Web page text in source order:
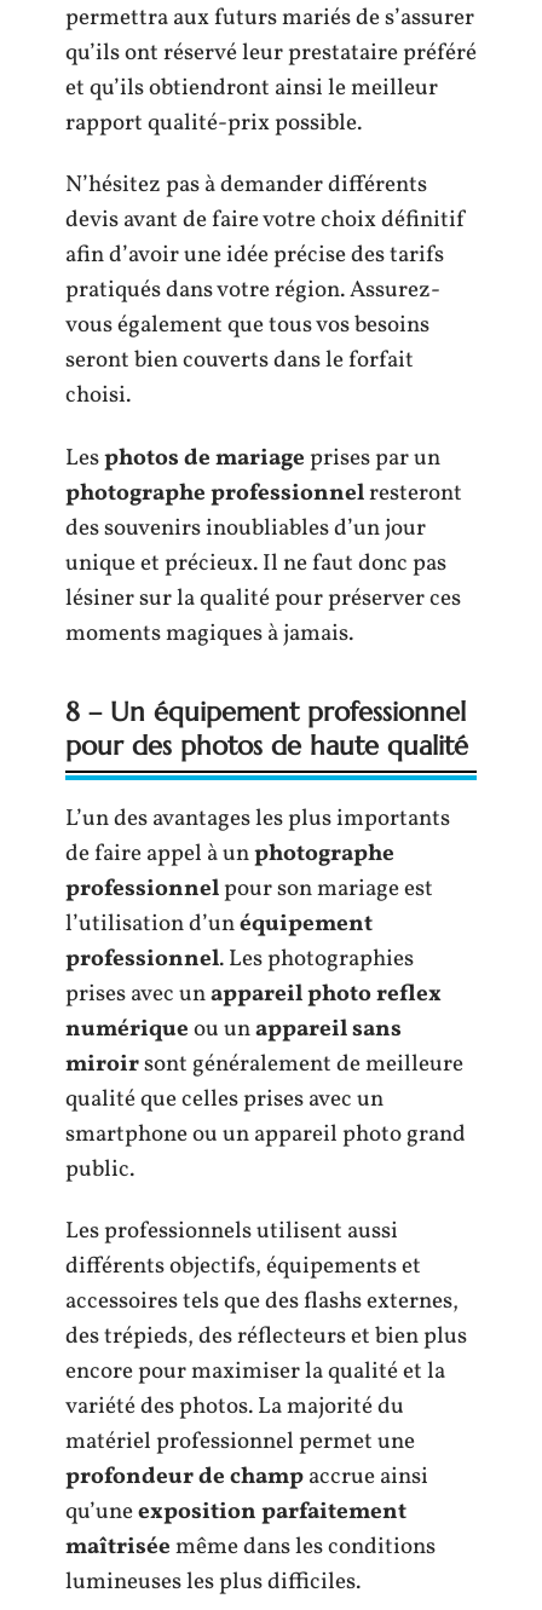
permettra aux futurs mariés de s’assurer
qu’ils ont réservé leur prestataire préféré
et qu’ils obtiendront ainsi le meilleur
rapport qualité-prix possible.
N’hésitez pas à demander différents
devis avant de faire votre choix définitif
afin d’avoir une idée précise des tarifs
pratiqués dans votre région. Assurez-
vous également que tous vos besoins
seront bien couverts dans le forfait
choisi.
Lesphotos de mariageprises par un
photographe professionnelresteront
des souvenirs inoubliables d’un jour
unique et précieux. Il ne faut donc pas
lésiner sur la qualité pour préserver ces
moments magiques à jamais.
8 – Un équipement professionnel
pour des photos de haute qualité
L’un des avantages les plus importants
de faire appel à unphotographe
professionnelpour son mariage est
l’utilisation d’unéquipement
professionnel. Les photographies
prises avec unappareil photo reflex
numériqueou unappareil sans
miroirsont généralement de meilleure
qualité que celles prises avec un
smartphone ou un appareil photo grand
public.
Les professionnels utilisent aussi
différents objectifs, équipements et
accessoires tels que des flashs externes,
des trépieds, des réflecteurs et bien plus
encore pour maximiser la qualité et la
variété des photos. La majorité du
matériel professionnel permet une
profondeur de champaccrue ainsi
qu’uneexposition parfaitement
maîtriséemême dans les conditions
lumineuses les plus difficiles.